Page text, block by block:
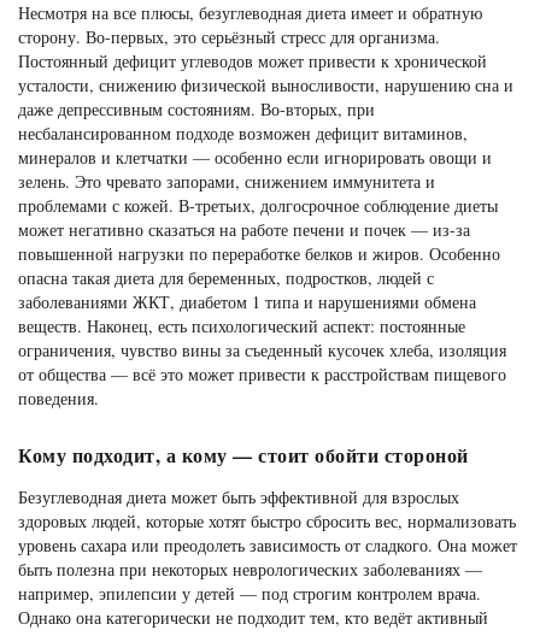
Несмотря на все плюсы, безуглеводная диета имеет и обратную
сторону. Во-первых, это серьёзный стресс для организма.
Постоянный дефицит углеводов может привести к хронической
усталости, снижению физической выносливости, нарушению сна и
даже депрессивным состояниям. Во-вторых, при
несбалансированном подходе возможен дефицит витаминов,
минералов и клетчатки — особенно если игнорировать овощи и
зелень. Это чревато запорами, снижением иммунитета и
проблемами с кожей. В-третьих, долгосрочное соблюдение диеты
может негативно сказаться на работе печени и почек — из-за
повышенной нагрузки по переработке белков и жиров. Особенно
опасна такая диета для беременных, подростков, людей с
заболеваниями ЖКТ, диабетом 1 типа и нарушениями обмена
веществ. Наконец, есть психологический аспект: постоянные
ограничения, чувство вины за съеденный кусочек хлеба, изоляция
от общества — всё это может привести к расстройствам пищевого
поведения.
Кому подходит, а кому — стоит обойти стороной
Безуглеводная диета может быть эффективной для взрослых
здоровых людей, которые хотят быстро сбросить вес, нормализовать
уровень сахара или преодолеть зависимость от сладкого. Она может
быть полезна при некоторых неврологических заболеваниях —
например, эпилепсии у детей — под строгим контролем врача.
Однако она категорически не подходит тем, кто ведёт активный